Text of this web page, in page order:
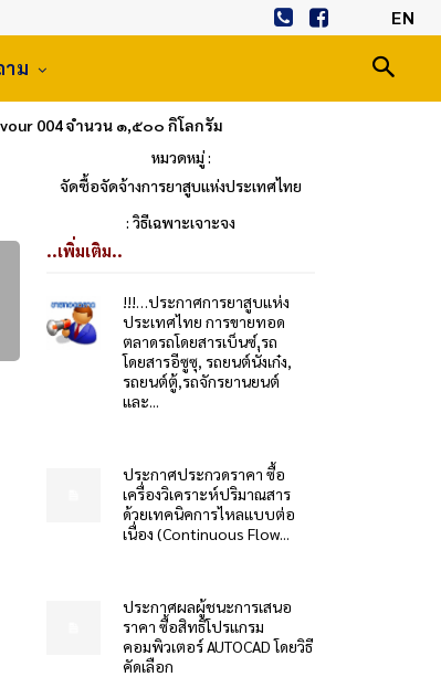
EN
าม
004 จำนวน ๑,๕๐๐ กิโลกรัม
หมวดหมู่ :
จัดซื้อจัดจ้างการยาสูบแห่งประเทศไทย
: วิธีเฉพาะเจาะจง
..เพิ่มเติม..
!!!…ประกาศการยาสูบแห่ง
ประเทศไทย การขายทอด
ตลาดรถโดยสารเบ็นซ์,รถ
โดยสารอีซูซุ, รถยนต์นั่งเก๋ง,
รถยนต์ตู้,รถจักรยานยนต์
และ...
ประกาศประกวดราคา ซื้อ
เครื่องวิเคราะห์ปริมาณสาร
ด้วยเทคนิคการไหลแบบต่อ
เนื่อง (Continuous Flow...
ประกาศผลผู้ชนะการเสนอ
ราคา ซื้อสิทธิโปรแกรม
คอมพิวเตอร์ AUTOCAD โดยวิธี
คัดเลือก